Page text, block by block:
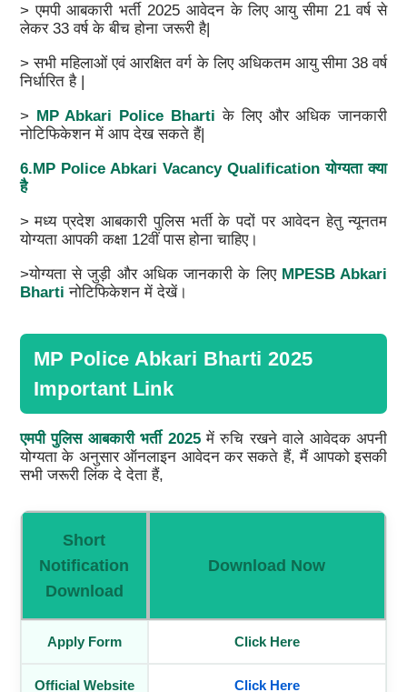
> एमपी आबकारी भर्ती 2025 आवेदन के लिए आयु सीमा 21 वर्ष से
लेकर 33 वर्ष के बीच होना जरूरी है|
> सभी महिलाओं एवं आरक्षित वर्ग के लिए अधिकतम आयु सीमा 38 वर्ष
निर्धारित है |
> MP Abkari Police Bharti के लिए और अधिक जानकारी
नोटिफिकेशन में आप देख सकते हैं|
6.MP Police Abkari Vacancy Qualification योग्यता क्या
है
> मध्य प्रदेश आबकारी पुलिस भर्ती के पदों पर आवेदन हेतु न्यूनतम
योग्यता आपकी कक्षा 12वीं पास होना चाहिए।
>योग्यता से जुड़ी और अधिक जानकारी के लिए MPESB Abkari
Bhartiनोटिफिकेशन में देखें।
MP Police Abkari Bharti 2025
Important Link
एमपी पुलिस आबकारी भर्ती 2025में रुचि रखने वाले आवेदक अपनी
योग्यता के अनुसार ऑनलाइन आवेदन कर सकते हैं, मैं आपको इसकी
सभी जरूरी लिंक दे देता हैं,
Short
Notification
Download
Download Now
Apply Form Click Here
Official Website Click Here